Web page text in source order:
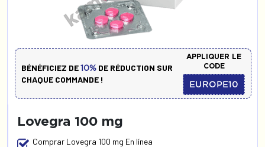
BÉNÉFICIEZ DE10% DE RÉDUCTION SUR
CHAQUE COMMANDE !
APPLIQUER LE
CODE
EUROPE10
Lovegra 100 mg
Comprar Lovegra 100 mg En línea